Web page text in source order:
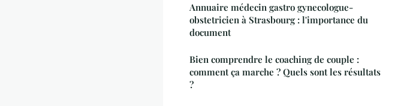
Annuaire médecin gastro gynecologue-
obstetricien à Strasbourg : l'importance du
document
Bien comprendre le coaching de couple :
comment ça marche ? Quels sont les résultats
?